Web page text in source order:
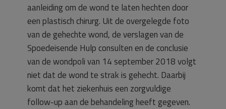
aanleiding om de wond te laten hechten door
een plastisch chirurg. Uit de overgelegde foto
van de gehechte wond, de verslagen van de
Spoedeisende Hulp consulten en de conclusie
van de wondpoli van 14 september 2018 volgt
niet dat de wond te strak is gehecht. Daarbij
komt dat het ziekenhuis een zorgvuldige
follow-up aan de behandeling heeft gegeven.